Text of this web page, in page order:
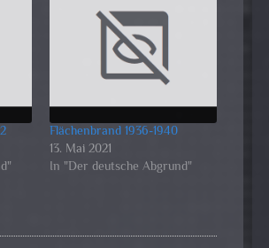
Flächenbrand 1936-1940
13. Mai 2021
In "Der deutsche Abgrund"